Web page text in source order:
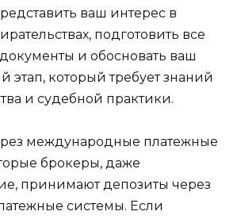
ваш интерес в
подготовить все
и обосновать ваш
этап, который требует знаний
и судебной практики.
международные платежные
брокеры, даже
принимают депозиты через
системы. Если